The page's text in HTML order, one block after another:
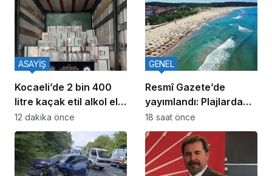
Kocaeli’de 2 bin 400
litre kaçak etil alkol ele
geçirildi
ASAYİŞ
12 dakika önce
Resmî Gazete’de
yayımlandı: Plajlarda
yeni dönem başlıyor
GENEL
18 saat önce